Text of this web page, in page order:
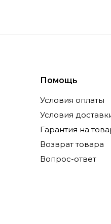
Помощь
Условия оплаты
Условия
Гарантия на
Возврат товара
Вопрос-ответ